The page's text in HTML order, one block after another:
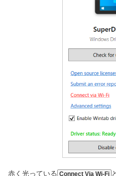
赤く光っている Connect Via Wi-Fi